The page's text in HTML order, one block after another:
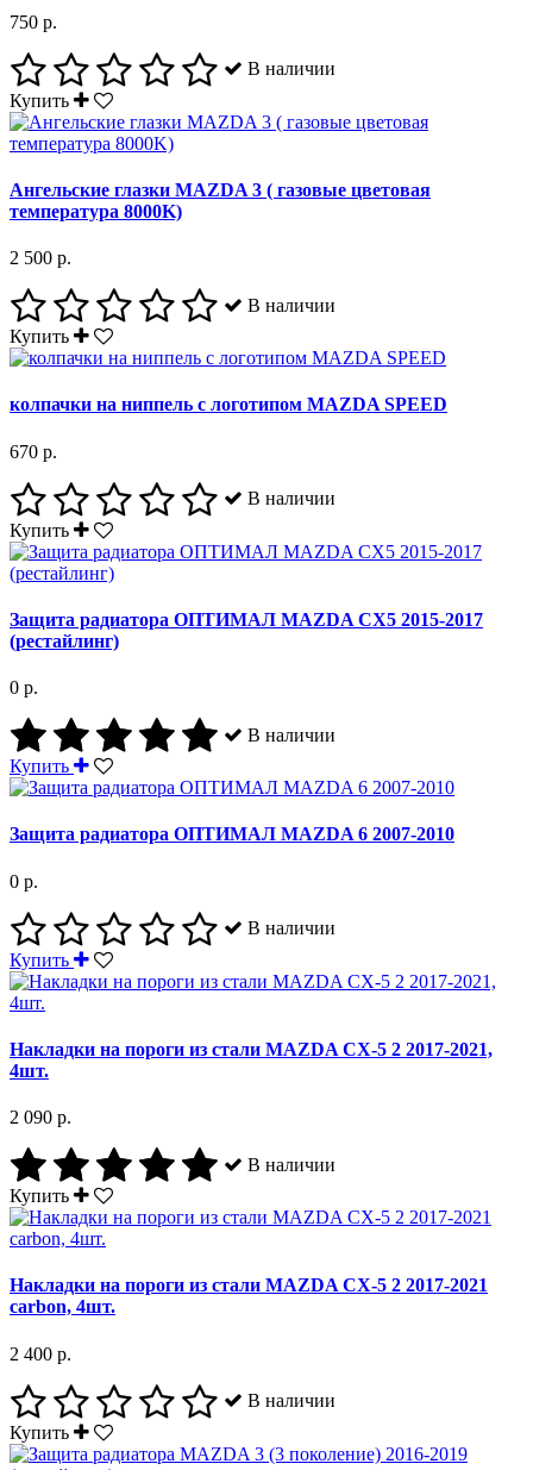
750 р.
В наличии
Купить
Ангельские глазки MAZDA 3 ( газовые цветовая
температура 8000K)
2 500 р.
В наличии
Купить
колпачки на ниппель с логотипом MAZDA SPEED
670 р.
В наличии
Купить
Защита радиатора ОПТИМАЛ MAZDA CX5 2015-2017
(рестайлинг)
0 р.
В наличии
Купить
Защита радиатора ОПТИМАЛ MAZDA 6 2007-2010
0 р.
В наличии
Купить
Накладки на пороги из стали MAZDA CX-5 2 2017-2021,
4шт.
2 090 р.
В наличии
Купить
Накладки на пороги из стали MAZDA CX-5 2 2017-2021
carbon, 4шт.
2 400 р.
В наличии
Купить